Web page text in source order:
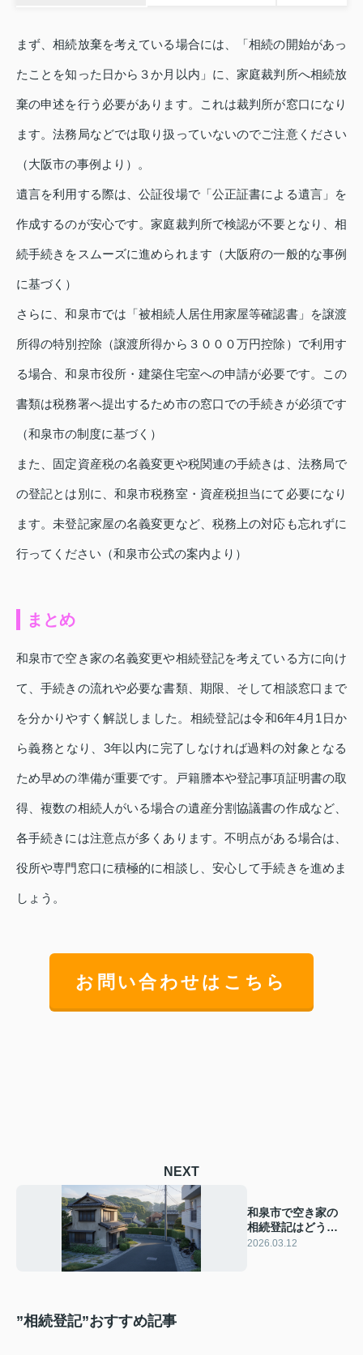
まず、相続放棄を考えている場合には、「相続の開始があっ
たことを知った日から３か月以内」に、家庭裁判所へ相続放
棄の申述を行う必要があります。これは裁判所が窓口になり
ます。法務局などでは取り扱っていないのでご注意ください
（大阪市の事例より）。
遺言を利用する際は、公証役場で「公正証書による遺言」を
作成するのが安心です。家庭裁判所で検認が不要となり、相
続手続きをスムーズに進められます（大阪府の一般的な事例
に基づく）
さらに、和泉市では「被相続人居住用家屋等確認書」を譲渡
所得の特別控除（譲渡所得から３０００万円控除）で利用す
る場合、和泉市役所・建築住宅室への申請が必要です。この
書類は税務署へ提出するため市の窓口での手続きが必須です
（和泉市の制度に基づく）
また、固定資産税の名義変更や税関連の手続きは、法務局で
の登記とは別に、和泉市税務室・資産税担当にて必要になり
ます。未登記家屋の名義変更など、税務上の対応も忘れずに
行ってください（和泉市公式の案内より）
まとめ
和泉市で空き家の名義変更や相続登記を考えている方に向け
て、手続きの流れや必要な書類、期限、そして相談窓口まで
を分かりやすく解説しました。相続登記は令和6年4月1日か
ら義務となり、3年以内に完了しなければ過料の対象となる
ため早めの準備が重要です。戸籍謄本や登記事項証明書の取
得、複数の相続人がいる場合の遺産分割協議書の作成など、
各手続きには注意点が多くあります。不明点がある場合は、
役所や専門窓口に積極的に相談し、安心して手続きを進めま
しょう。
お問い合わせはこちら
NEXT
和泉市で空き家の
相続登記はどう進
める？費用の目安
2026.03.12
”相続登記”おすすめ記事